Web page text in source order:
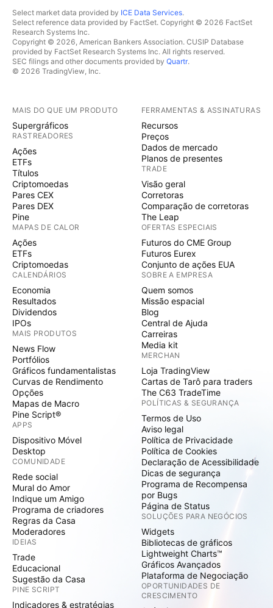
Select market data provided by ICE Data Services.
Select reference data provided by FactSet. Copyright © 2026 FactSet
Research Systems Inc.
Copyright © 2026, American Bankers Association. CUSIP Database
provided by FactSet Research Systems Inc. All rights reserved.
SEC filings and other documents provided by Quartr.
© 2026 TradingView, Inc.
MAIS DO QUE UM PRODUTO
Supergráficos
RASTREADORES
Ações
ETFs
Títulos
Criptomoedas
Pares CEX
Pares DEX
Pine
MAPAS DE CALOR
Ações
ETFs
Criptomoedas
CALENDÁRIOS
Economia
Resultados
Dividendos
IPOs
MAIS PRODUTOS
News Flow
Portfólios
Gráficos fundamentalistas
Curvas de Rendimento
Opções
Mapas de Macro
Pine Script®
APPS
Dispositivo Móvel
Desktop
COMUNIDADE
Rede social
Mural do Amor
Indique um Amigo
Programa de criadores
Regras da Casa
Moderadores
IDEIAS
Trade
Educacional
Sugestão da Casa
PINE SCRIPT
Indicadores & estratégias
FERRAMENTAS & ASSINATURAS
Recursos
Preços
Dados de mercado
Planos de presentes
TRADE
Visão geral
Corretoras
Comparação de corretoras
The Leap
OFERTAS ESPECIAIS
Futuros do CME Group
Futuros Eurex
Conjunto de ações EUA
SOBRE A EMPRESA
Quem somos
Missão espacial
Blog
Central de Ajuda
Carreiras
Media kit
MERCHAN
Loja TradingView
Cartas de Tarô para traders
The C63 TradeTime
POLÍTICAS & SEGURANÇA
Termos de Uso
Aviso legal
Política de Privacidade
Política de Cookies
Declaração de Acessibilidade
Dicas de segurança
Programa de Recompensa
por Bugs
Página de Status
SOLUÇÕES PARA NEGÓCIOS
Widgets
Bibliotecas de gráficos
Lightweight Charts™
Gráficos Avançados
Plataforma de Negociação
OPORTUNIDADES DE
CRESCIMENTO